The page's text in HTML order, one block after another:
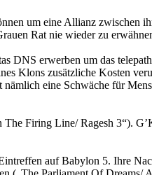
um eine Allianz zwischen
Rat nie wieder zu
DNS erwerben um das
Klons zusätzliche Kosten
eine Schwäche für
Firing Line/ Ragesh 3“).
auf Babylon 5. Ihre